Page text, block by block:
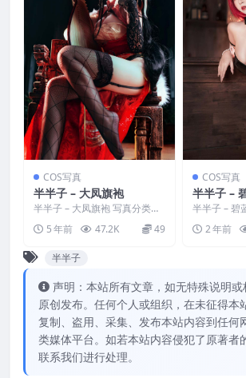
COS写真
半半子 – 大凤旗袍
半半子 – 大凤旗袍 写真分类：
唯美，参与模特：半半子 [套图
大小]：[40P／...
5 年前 47.2K 49
COS写真
半半子 –
半半子 – 碧
分类：唯美
子 [套图大
2 年前
半半子
声明：本站所有文章，如无特殊说明
原创发布。任何个人或组织，在未征得本
复制、盗用、采集、发布本站内容到任何
类媒体平台。如若本站内容侵犯了原著者
联系我们进行处理。